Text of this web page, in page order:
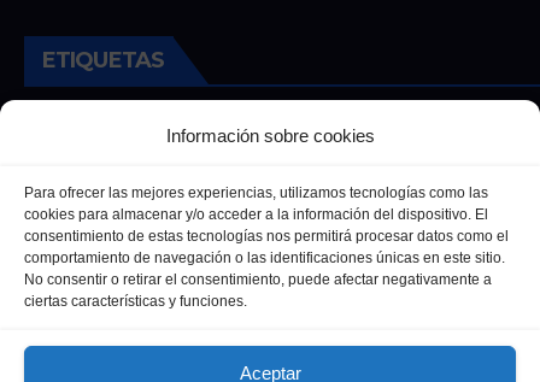
Información sobre cookies
Para ofrecer las mejores experiencias, utilizamos tecnologías como las
cookies para almacenar y/o acceder a la información del dispositivo. El
consentimiento de estas tecnologías nos permitirá procesar datos como el
comportamiento de navegación o las identificaciones únicas en este sitio.
No consentir o retirar el consentimiento, puede afectar negativamente a
ciertas características y funciones.
Aceptar
ETIQUETAS
Andalucía Cultura Deportes